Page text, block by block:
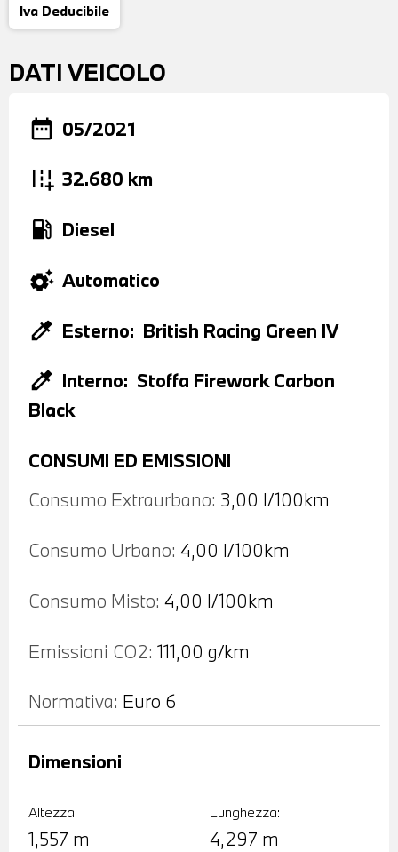
Iva Deducibile
DATI VEICOLO
date_range 05/2021
add_road 32.680 km
local_gas_station Diesel
settings_suggest Automatico
colorize Esterno: British Racing Green IV
colorize Interno: Stoffa Firework Carbon
Black
CONSUMI ED EMISSIONI
Consumo Extraurbano: 3,00 l/100km
Consumo Urbano: 4,00 l/100km
Consumo Misto: 4,00 l/100km
Emissioni CO2: 111,00 g/km
Normativa: Euro 6
Altezza
1,557 m
Lunghezza:
4,297 m
Dimensioni